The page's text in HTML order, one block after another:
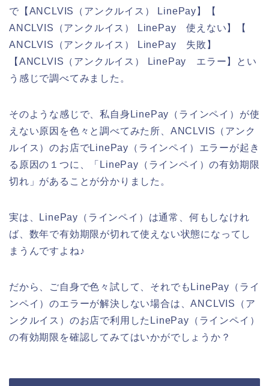
で【ANCLVIS（アンクルイス） LinePay】【
ANCLVIS（アンクルイス） LinePay 使えない】【
ANCLVIS（アンクルイス） LinePay 失敗】
【ANCLVIS（アンクルイス） LinePay エラー】とい
う感じで調べてみました。
そのような感じで、私自身LinePay（ラインペイ）が使
えない原因を色々と調べてみた所、ANCLVIS（アンク
ルイス）のお店でLinePay（ラインペイ）エラーが起き
る原因の１つに、「LinePay（ラインペイ）の有効期限
切れ」があることが分かりました。
実は、LinePay（ラインペイ）は通常、何もしなけれ
ば、数年で有効期限が切れて使えない状態になってし
まうんですよね♪
だから、ご自身で色々試して、それでもLinePay（ライ
ンペイ）のエラーが解決しない場合は、ANCLVIS（ア
ンクルイス）のお店で利用したLinePay（ラインペイ）
の有効期限を確認してみてはいかがでしょうか？